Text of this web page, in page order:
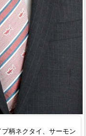
柄ネクタイ、サーモン